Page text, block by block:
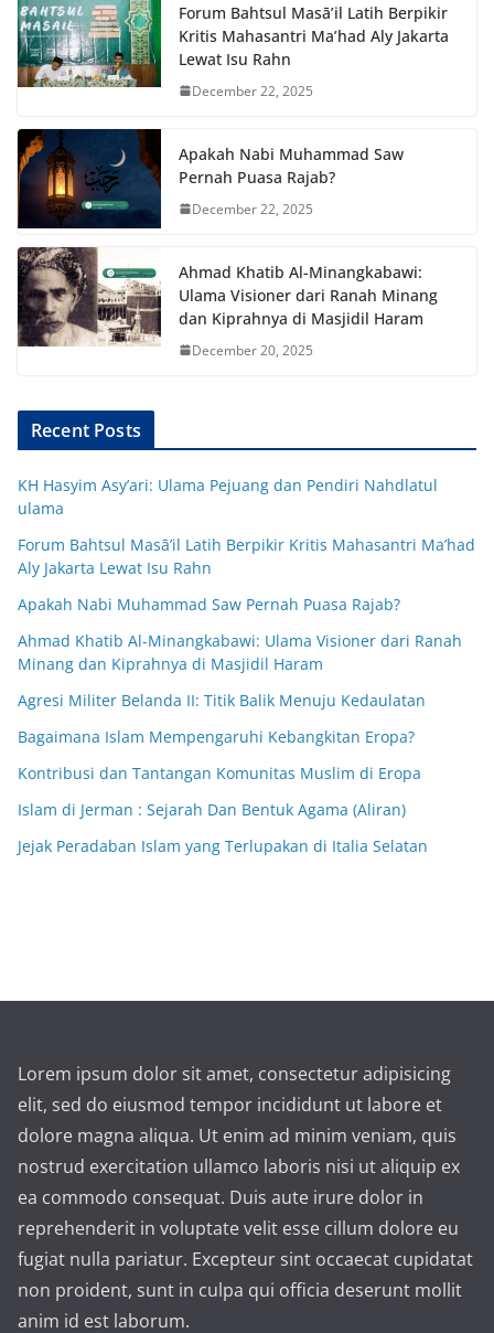
Forum Bahtsul Masā’il Latih Berpikir
Kritis Mahasantri Ma’had Aly Jakarta
Lewat Isu Rahn
December 22, 2025
Apakah Nabi Muhammad Saw
Pernah Puasa Rajab?
December 22, 2025
Ahmad Khatib Al-Minangkabawi:
Ulama Visioner dari Ranah Minang
dan Kiprahnya di Masjidil Haram
December 20, 2025
Recent Posts
KH Hasyim Asy’ari: Ulama Pejuang dan Pendiri Nahdlatul
ulama
Forum Bahtsul Masā’il Latih Berpikir Kritis Mahasantri Ma’had
Aly Jakarta Lewat Isu Rahn
Apakah Nabi Muhammad Saw Pernah Puasa Rajab?
Ahmad Khatib Al-Minangkabawi: Ulama Visioner dari Ranah
Minang dan Kiprahnya di Masjidil Haram
Agresi Militer Belanda II: Titik Balik Menuju Kedaulatan
Bagaimana Islam Mempengaruhi Kebangkitan Eropa?
Kontribusi dan Tantangan Komunitas Muslim di Eropa
Islam di Jerman : Sejarah Dan Bentuk Agama (Aliran)
Jejak Peradaban Islam yang Terlupakan di Italia Selatan
Lorem ipsum dolor sit amet, consectetur adipisicing
elit, sed do eiusmod tempor incididunt ut labore et
dolore magna aliqua. Ut enim ad minim veniam, quis
nostrud exercitation ullamco laboris nisi ut aliquip ex
ea commodo consequat. Duis aute irure dolor in
reprehenderit in voluptate velit esse cillum dolore eu
fugiat nulla pariatur. Excepteur sint occaecat cupidatat
non proident, sunt in culpa qui officia deserunt mollit
anim id est laborum.